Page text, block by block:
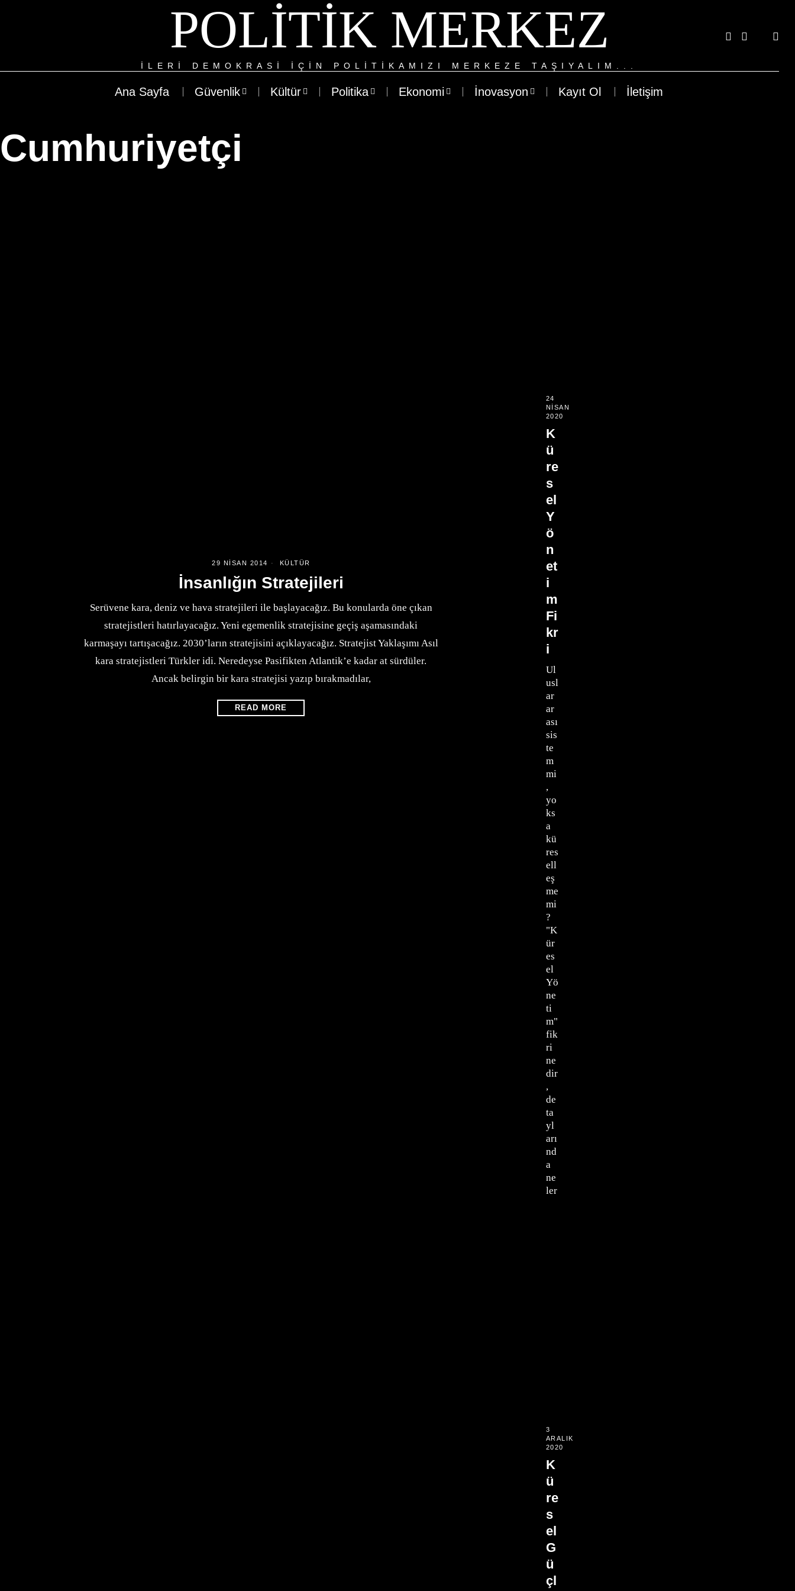
POLITIK MERKEZ
ILERI DEMOKRASI IÇIN POLITIKAMIZI MERKEZE TAŞIYALIM...
Ana Sayfa Güvenlik Kültür Politika Ekonomi İnovasyon Kayıt Ol İletişim
Cumhuriyetçi
29 NISAN 2014 KÜLTÜR
İnsanlığın Stratejileri
Serüvene kara, deniz ve hava stratejileri ile başlayacağız. Bu konularda öne çıkan
stratejistleri hatırlayacağız. Yeni egemenlik stratejisine geçiş aşamasındaki
karmaşayı tartışacağız. 2030’ların stratejisini açıklayacağız. Stratejist Yaklaşımı Asıl
kara stratejistleri Türkler idi. Neredeyse Pasifikten Atlantik’e kadar at sürdüler.
Ancak belirgin bir kara stratejisi yazıp bırakmadılar,
READ MORE
24
NISAN
2020
K
ü
re
s
el
Y
ö
n
et
i
m
Fi
kr
i
Ul
usl
ar
ar
ası
sis
te
m
mi
,
yo
ks
a
kü
res
ell
eş
me
mi
?
"K
ür
es
el
Yö
ne
ti
m"
fik
ri
ne
dir
,
de
ta
yl
arı
nd
a
ne
ler
3
ARALIK
2020
K
ü
re
s
el
G
ü
çl